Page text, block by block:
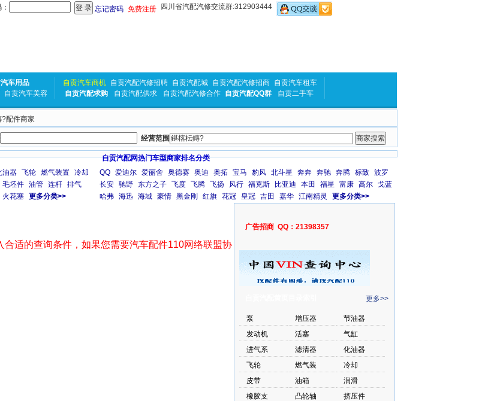
忘记密码 免费注册 四川省汽配汽修交流群:312903444
车用品
自贡汽车美容
自贡汽车商机 自贡汽配汽修招聘 自贡汽配城 自贡汽配汽修招商 自贡汽车租车
自贡汽配求购
自贡汽配供求 自贡汽配汽修合作 自贡汽配QQ群 自贡二手车
配件商家
经营范围
油器 飞轮 燃气装置 冷却
毛坯件 油管 连杆 排气
火花塞 更多分类>>
自贡汽配网热门车型商家排名分类
QQ 爱迪尔 爱丽舍 奥德赛 奥迪 奥拓 宝马 豹风 北斗星 奔奔 奔驰 奔腾 标致 波罗
长安 驰野 东方之子 飞度 飞腾 飞扬 风行 福克斯 比亚迪 本田 福星 富康 高尔 戈蓝
哈弗 海迅 海域 豪情 黑金刚 红旗 花冠 皇冠 吉田 嘉华 江南精灵 更多分类>>
适的查询条件，如果您需要汽车配件110网络联盟协
广告招商 QQ：21398357
更多>>
泵 增压器
节油器
发动机
活塞
气缸
进气系
滤清器
化油器
飞轮
燃气装
冷却
皮带
油箱
润滑
橡胶支
凸轮轴
挤压件